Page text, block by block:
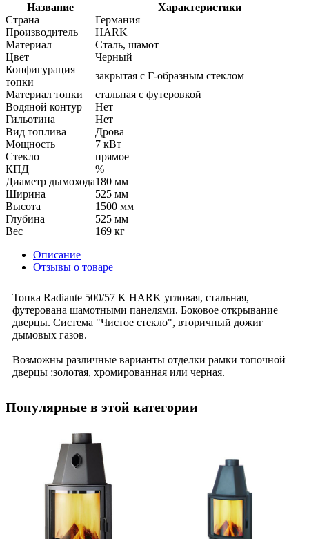
Название
Характеристики
Страна
Германия
Производитель
HARK
Материал
Сталь, шамот
Цвет
Черный
Конфигурация
топки
закрытая с Г-образным стеклом
Материал топки
стальная с футеровкой
Водяной контур
Нет
Гильотина
Нет
Вид топлива
Дрова
Мощность
7 кВт
Стекло
прямое
КПД
%
Диаметр дымохода180 мм
Ширина
525 мм
Высота
1500 мм
Глубина
525 мм
Вес
169 кг
Описание
Отзывы о товаре
Топка Radiante 500/57 K HARK угловая, стальная,
футерована шамотными панелями. Боковое открывание
дверцы. Система "Чистое стекло", вторичный дожиг
дымовых газов.
Возможны различные варианты отделки рамки топочной
дверцы :золотая, хромированная или черная.
Популярные в этой категории